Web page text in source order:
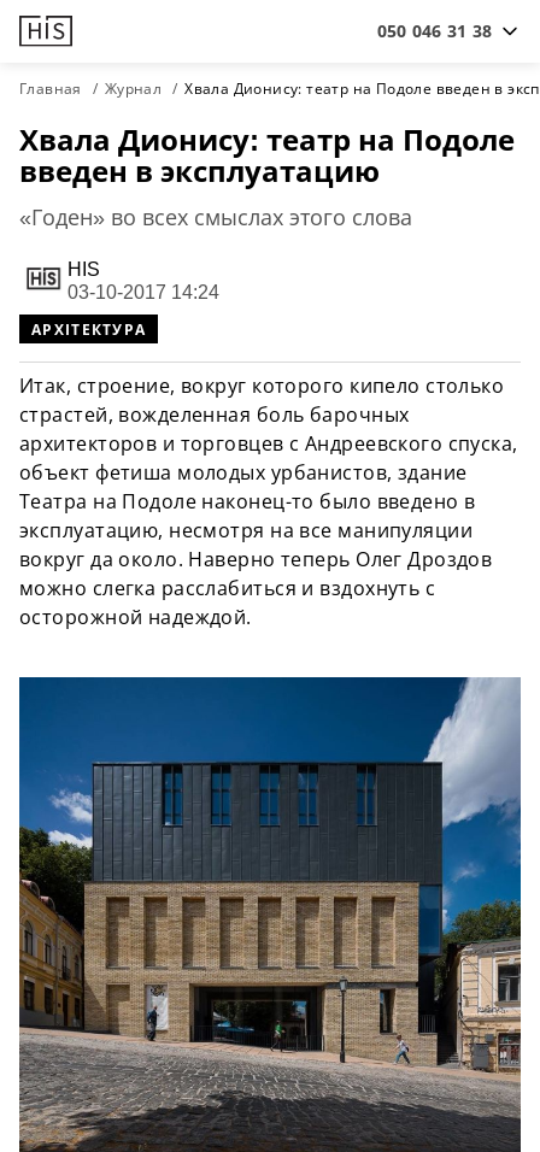
050 046 31 38
Главная Журнал Хвала Дионису: театр на Подоле введен в
Хвала Дионису: театр на Подоле
введен в эксплуатацию
«Годен» во всех смыслах этого слова
HIS
03-10-2017 14:24
АРХІТЕКТУРА
Итак, строение, вокруг которого кипело столько
страстей, вожделенная боль барочных
архитекторов и торговцев с Андреевского спуска,
объект фетиша молодых урбанистов, здание
Театра на Подоле наконец-то было введено в
эксплуатацию, несмотря на все манипуляции
вокруг да около. Наверно теперь Олег Дроздов
можно слегка расслабиться и вздохнуть с
осторожной надеждой.